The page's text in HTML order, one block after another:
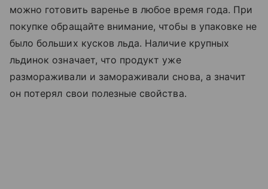
можно готовить варенье в любое время года. При
покупке обращайте внимание, чтобы в упаковке не
было больших кусков льда. Наличие крупных
льдинок означает, что продукт уже
размораживали и замораживали снова, а значит
он потерял свои полезные свойства.